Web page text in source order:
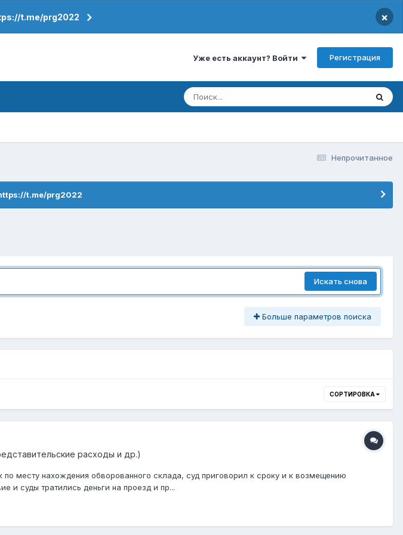
t.me/prg2022 ×
Уже есть аккаунт? Войти Регистрация
Непрочитанное
t.me/prg2022
Искать снова
Больше параметров поиска
СОРТИРОВКА
расходы и др.)
месту нахождения обворованного склада, суд приговорил к сроку и к возмещению
и суды тратились деньги на проезд и пр...